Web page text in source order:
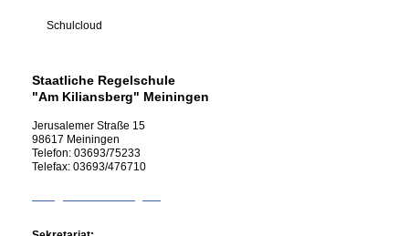
Schulcloud
Staatliche Regelschule
"Am Kiliansberg" Meiningen
Jerusalemer Straße 15
98617 Meiningen
Telefon: 03693/75233
Telefax: 03693/476710